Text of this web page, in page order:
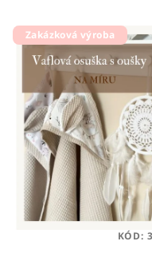
Zakázková výroba
KÓD: